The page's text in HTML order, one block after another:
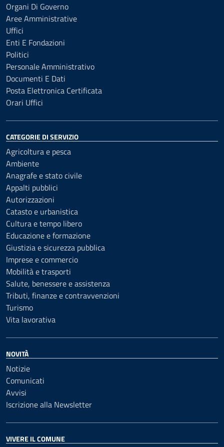
Organi Di Governo
Aree Amministrative
Uffici
Enti E Fondazioni
Politici
Personale Amministrativo
Documenti E Dati
Posta Elettronica Certificata
Orari Uffici
CATEGORIE DI SERVIZIO
Agricoltura e pesca
Ambiente
Anagrafe e stato civile
Appalti pubblici
Autorizzazioni
Catasto e urbanistica
Cultura e tempo libero
Educazione e formazione
Giustizia e sicurezza pubblica
Imprese e commercio
Mobilità e trasporti
Salute, benessere e assistenza
Tributi, finanze e contravvenzioni
Turismo
Vita lavorativa
NOVITÀ
Notizie
Comunicati
Avvisi
Iscrizione alla Newsletter
VIVERE IL COMUNE